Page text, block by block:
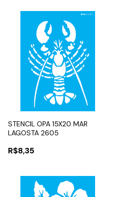
STENCIL OPA 15X20 MAR
LAGOSTA 2605
R$8,35